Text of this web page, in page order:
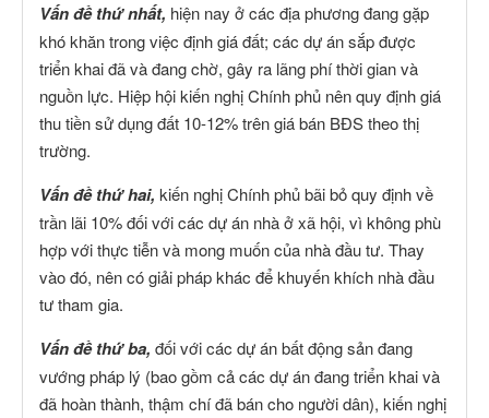
Vấn đề thứ nhất, hiện nay ở các địa phương đang gặp
khó khăn trong việc định giá đất; các dự án sắp được
triển khai đã và đang chờ, gây ra lãng phí thời gian và
nguồn lực. Hiệp hội kiến nghị Chính phủ nên quy định giá
thu tiền sử dụng đất 10-12% trên giá bán BĐS theo thị
trường.
Vấn đề thứ hai, kiến nghị Chính phủ bãi bỏ quy định về
trần lãi 10% đối với các dự án nhà ở xã hội, vì không phù
hợp với thực tiễn và mong muốn của nhà đầu tư. Thay
vào đó, nên có giải pháp khác để khuyến khích nhà đầu
tư tham gia.
Vấn đề thứ ba, đối với các dự án bất động sản đang
vướng pháp lý (bao gồm cả các dự án đang triển khai và
đã hoàn thành, thậm chí đã bán cho người dân), kiến nghị